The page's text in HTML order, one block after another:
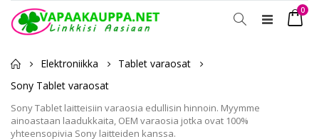
Toggle
0
Elektroniikka
Tablet varaosat
Sony Tablet varaosat
Sony Tablet laitteisiin varaosia edullisin hinnoin. Myymme
ainoastaan laadukkaita, OEM varaosia jotka ovat 100%
yhteensopivia Sony laitteiden kanssa.